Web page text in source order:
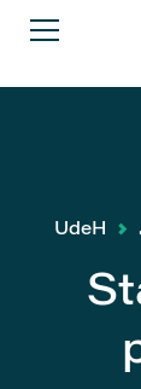
UdeH